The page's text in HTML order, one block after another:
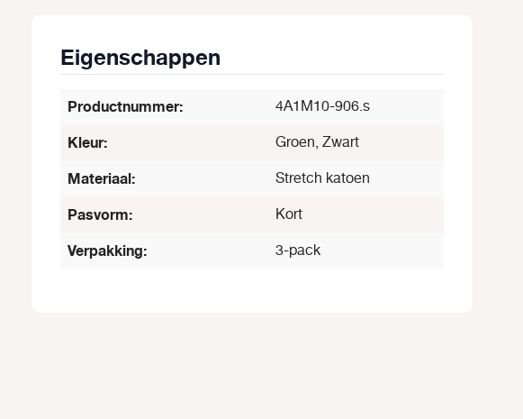
Eigenschappen
Productnummer: 4A1M10-906.s
Kleur: Groen, Zwart
Materiaal: Stretch katoen
Pasvorm: Kort
Verpakking: 3-pack